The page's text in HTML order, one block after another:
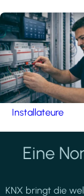
Installateure
Eine
KNX bringt die